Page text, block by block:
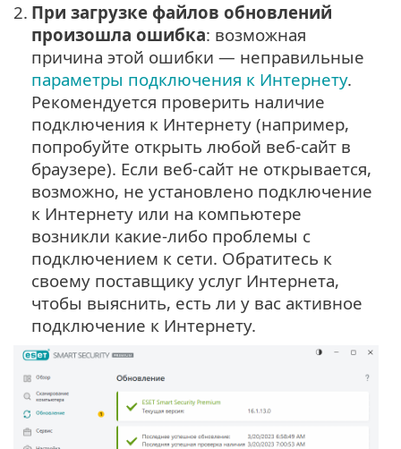
2. При загрузке файлов обновлений
произошла ошибка: возможная
причина этой ошибки — неправильные
параметры подключения к Интернету.
Рекомендуется проверить наличие
подключения к Интернету (например,
попробуйте открыть любой веб-сайт в
браузере). Если веб-сайт не открывается,
возможно, не установлено подключение
к Интернету или на компьютере
возникли какие-либо проблемы с
подключением к сети. Обратитесь к
своему поставщику услуг Интернета,
чтобы выяснить, есть ли у вас активное
подключение к Интернету.